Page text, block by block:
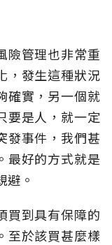
險管理也非常重
，發生這種狀況
確實，另一個就
要是人，就一定
發事件，我們甚
最好的方式就是
。
買到具有保障的
至於該買甚麼樣